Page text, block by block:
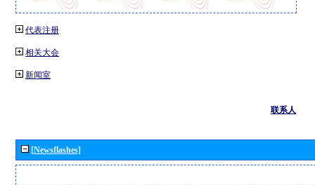
代表注册
相关大会
新闻室
联系人
[Newsflashes]